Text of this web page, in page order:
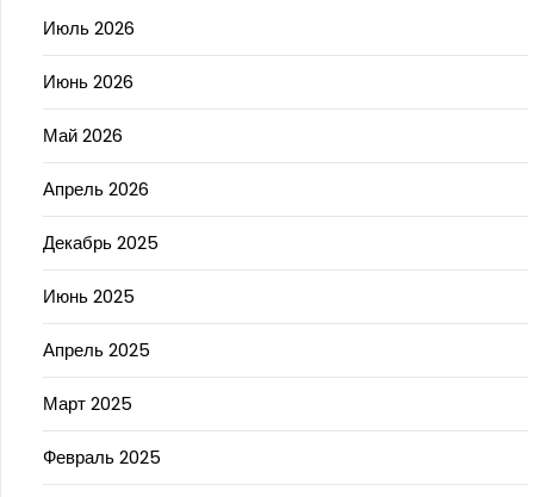
Июль 2026
Июнь 2026
Май 2026
Апрель 2026
Декабрь 2025
Июнь 2025
Апрель 2025
Март 2025
Февраль 2025